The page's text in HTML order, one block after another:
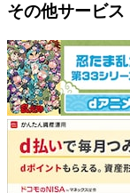
その他サービス